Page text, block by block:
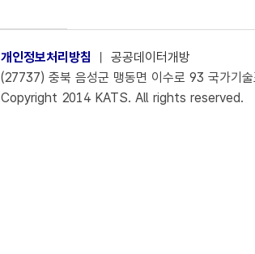
개인정보처리방침 ㅣ 공공데이터개방
(27737) 충북 음성군 맹동면 이수로 93 국가
Copyright 2014 KATS. All rights reserved.